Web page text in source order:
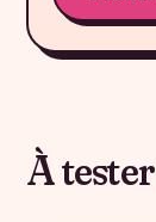
À tester